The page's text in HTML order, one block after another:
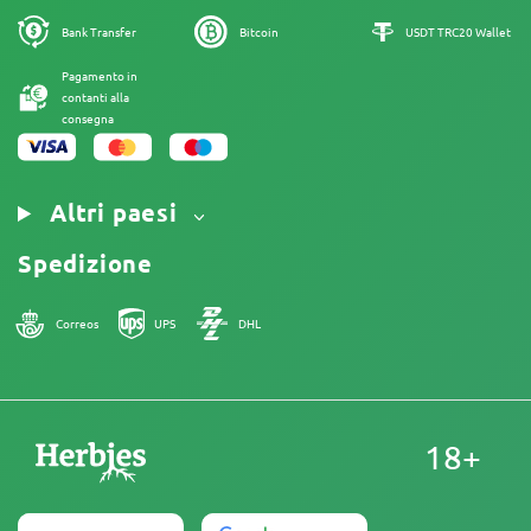
Mappa del sito
Informativa sui Cookies
Nota Legale
Bank Transfer Bitcoin USDT TRC20 Wallet
Pagamento in
contanti alla
consegna
Altri paesi
Spedizione
Correos UPS DHL
18+